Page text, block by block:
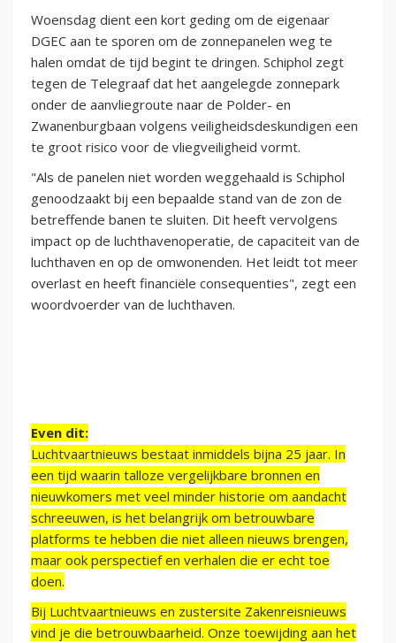
Woensdag dient een kort geding om de eigenaar
DGEC aan te sporen om de zonnepanelen weg te
halen omdat de tijd begint te dringen. Schiphol zegt
tegen de Telegraaf dat het aangelegde zonnepark
onder de aanvliegroute naar de Polder- en
Zwanenburgbaan volgens veiligheidsdeskundigen een
te groot risico voor de vliegveiligheid vormt.
"Als de panelen niet worden weggehaald is Schiphol
genoodzaakt bij een bepaalde stand van de zon de
betreffende banen te sluiten. Dit heeft vervolgens
impact op de luchthavenoperatie, de capaciteit van de
luchthaven en op de omwonenden. Het leidt tot meer
overlast en heeft financiële consequenties", zegt een
woordvoerder van de luchthaven.
Even dit:
Luchtvaartnieuws bestaat inmiddels bijna 25 jaar. In
een tijd waarin talloze vergelijkbare bronnen en
nieuwkomers met veel minder historie om aandacht
schreeuwen, is het belangrijk om betrouwbare
platforms te hebben die niet alleen nieuws brengen,
maar ook perspectief en verhalen die er echt toe
doen.
Bij Luchtvaartnieuws en zustersite Zakenreisnieuws
vind je die betrouwbaarheid. Onze toewijding aan het